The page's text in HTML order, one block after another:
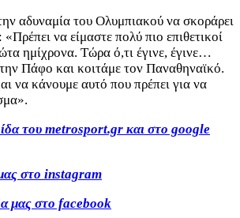
αδυναμία του Ολυμπιακού να σκοράρει
να είμαστε πολύ πιο επιθετικοί
ημίχρονα. Τώρα ό,τι έγινε, έγινε…
Πάφο και κοιτάμε τον Παναθηναϊκό.
να κάνουμε αυτό που πρέπει για να
του metrosport.gr και στο google
στο instagram
μας στο facebook